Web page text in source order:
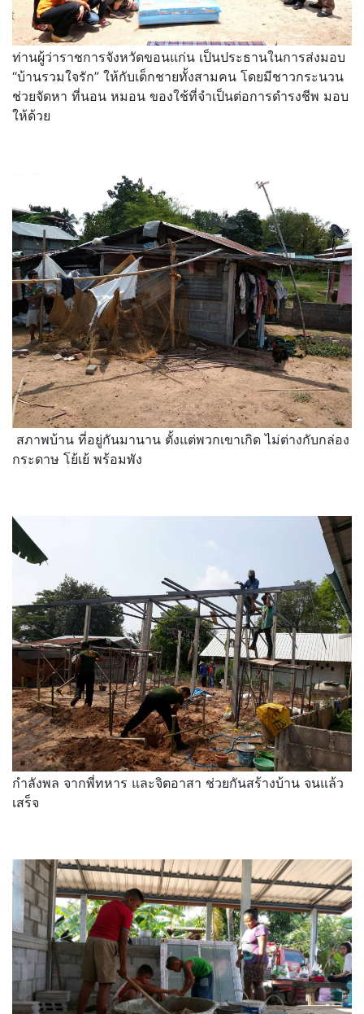
ท่านผู้ว่าราชการจังหวัดขอนแก่น เป็นประธานในการส่งมอบ
“บ้านรวมใจรัก” ให้กับเด็กชายทั้งสามคน โดยมีชาวกระนวน
ช่วยจัดหา ที่นอน หมอน ของใช้ที่จำเป็นต่อการดำรงชีพ มอบ
ให้ด้วย
สภาพบ้าน ที่อยู่กันมานาน ตั้งแต่พวกเขาเกิด ไม่ต่างกับกล่อง
กระดาษ โย้เย้ พร้อมพัง
กำลังพล จากพี่ทหาร และจิตอาสา ช่วยกันสร้างบ้าน จนแล้ว
เสร็จ